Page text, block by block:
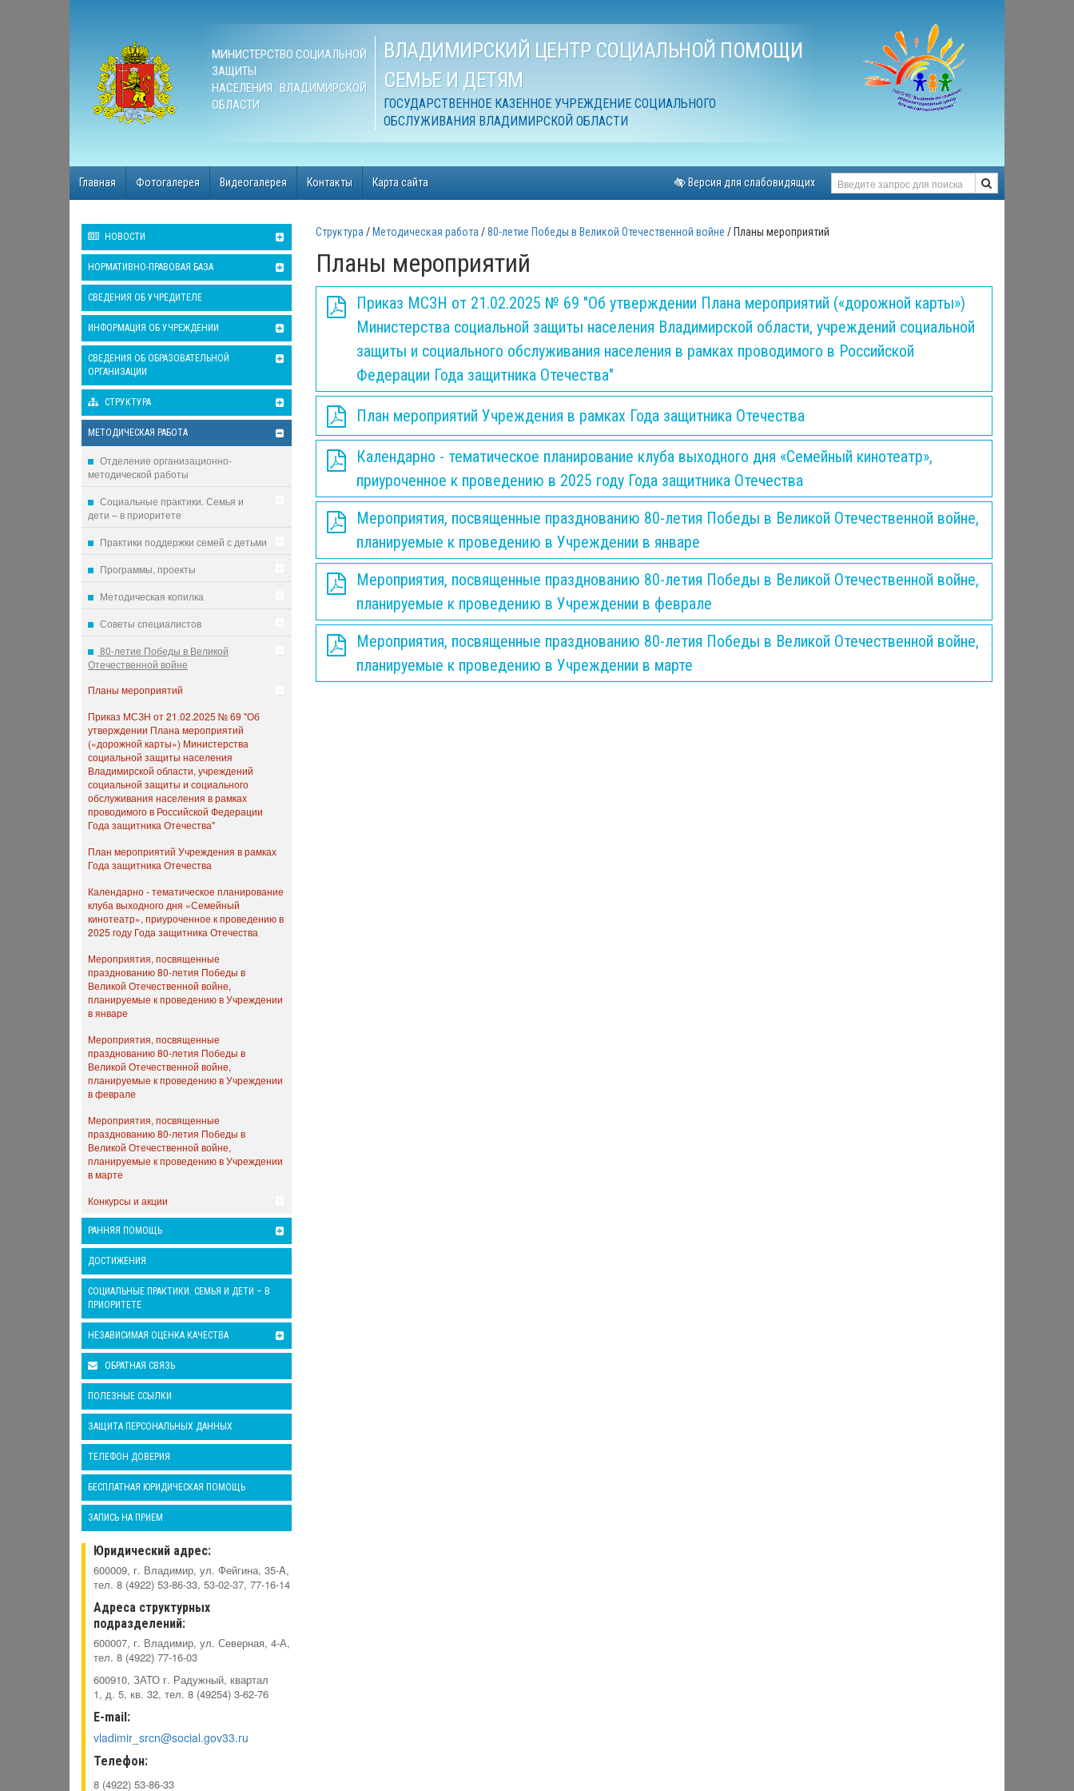
МИНИСТЕРСТВО СОЦИАЛЬНОЙ
ЗАЩИТЫ
НАСЕЛЕНИЯ ВЛАДИМИРСКОЙ
ОБЛАСТИ
ВЛАДИМИРСКИЙ ЦЕНТР СОЦИАЛЬНОЙ ПОМОЩИ
СЕМЬЕ И ДЕТЯМ
ГОСУДАРСТВЕННОЕ КАЗЕННОЕ УЧРЕЖДЕНИЕ СОЦИАЛЬНОГО
ОБСЛУЖИВАНИЯ ВЛАДИМИРСКОЙ ОБЛАСТИ
Главная Фотогалерея Видеогалерея Контакты Карта сайта Версия для слабовидящих
НОВОСТИ
НОРМАТИВНО-ПРАВОВАЯ БАЗА
СВЕДЕНИЯ ОБ УЧРЕДИТЕЛЕ
ИНФОРМАЦИЯ ОБ УЧРЕЖДЕНИИ
СВЕДЕНИЯ ОБ ОБРАЗОВАТЕЛЬНОЙ
ОРГАНИЗАЦИИ
СТРУКТУРА
МЕТОДИЧЕСКАЯ РАБОТА
Отделение организационно-
методической работы
Социальные практики. Семья и
дети – в приоритете
Практики поддержки семей с детьми
Программы, проекты
Методическая копилка
Советы специалистов
80-летие Победы в Великой
Отечественной войне
Планы мероприятий
Приказ МСЗН от 21.02.2025 № 69 "Об
утверждении Плана мероприятий
(«дорожной карты») Министерства
социальной защиты населения
Владимирской области, учреждений
социальной защиты и социального
обслуживания населения в рамках
проводимого в Российской Федерации
Года защитника Отечества"
План мероприятий Учреждения в рамках
Года защитника Отечества
Календарно - тематическое планирование
клуба выходного дня «Семейный
кинотеатр», приуроченное к проведению в
2025 году Года защитника Отечества
Мероприятия, посвященные
празднованию 80-летия Победы в
Великой Отечественной войне,
планируемые к проведению в Учреждении
в январе
Мероприятия, посвященные
празднованию 80-летия Победы в
Великой Отечественной войне,
планируемые к проведению в Учреждении
в феврале
Мероприятия, посвященные
празднованию 80-летия Победы в
Великой Отечественной войне,
планируемые к проведению в Учреждении
в марте
Конкурсы и акции
РАННЯЯ ПОМОЩЬ
ДОСТИЖЕНИЯ
СОЦИАЛЬНЫЕ ПРАКТИКИ. СЕМЬЯ И ДЕТИ – В
ПРИОРИТЕТЕ
НЕЗАВИСИМАЯ ОЦЕНКА КАЧЕСТВА
ОБРАТНАЯ СВЯЗЬ
ПОЛЕЗНЫЕ ССЫЛКИ
ЗАЩИТА ПЕРСОНАЛЬНЫХ ДАННЫХ
ТЕЛЕФОН ДОВЕРИЯ
БЕСПЛАТНАЯ ЮРИДИЧЕСКАЯ ПОМОЩЬ
ЗАПИСЬ НА ПРИЕМ
Юридический адрес:
600009, г. Владимир, ул. Фейгина, 35-A,
тел. 8 (4922) 53-86-33, 53-02-37, 77-16-14
Адреса структурных
подразделений:
600007, г. Владимир, ул. Северная, 4-А,
тел. 8 (4922) 77-16-03
600910, ЗАТО г. Радужный, квартал
1, д. 5, кв. 32, тел. 8 (49254) 3-62-76
E-mail:
vladimir_srcn@social.gov33.ru
Телефон:
8 (4922) 53-86-33
Структура Методическая работа 80-летие Победы в Великой Отечественной войне Планы мероприятий
Планы мероприятий
Приказ МСЗН от 21.02.2025 № 69 "Об утверждении Плана мероприятий («дорожной карты»)
Министерства социальной защиты населения Владимирской области, учреждений социальной
защиты и социального обслуживания населения в рамках проводимого в Российской
Федерации Года защитника Отечества"
План мероприятий Учреждения в рамках Года защитника Отечества
Календарно - тематическое планирование клуба выходного дня «Семейный кинотеатр»,
приуроченное к проведению в 2025 году Года защитника Отечества
Мероприятия, посвященные празднованию 80-летия Победы в Великой Отечественной войне,
планируемые к проведению в Учреждении в январе
Мероприятия, посвященные празднованию 80-летия Победы в Великой Отечественной войне,
планируемые к проведению в Учреждении в феврале
Мероприятия, посвященные празднованию 80-летия Победы в Великой Отечественной войне,
планируемые к проведению в Учреждении в марте